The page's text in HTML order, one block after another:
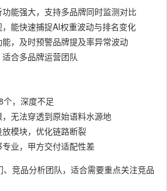
能强大，支持多品牌同时监测对比
能快速捕捉AI权重波动与排名变化
，及时预警品牌提及率异常波动
合多品牌运营团队
个，深度不足
无法穿透到原始语料水源地
模块，优化链路断裂
业，甲方交付适配性差
、竞品分析团队，适合需要重点关注竞品